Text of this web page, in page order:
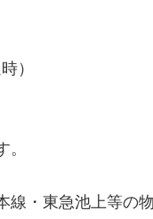
）
線・東急池上等の